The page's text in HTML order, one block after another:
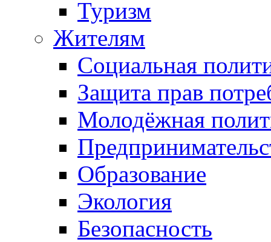
Туризм
Жителям
Социальная
Защита прав
Молодёжная
Образование
Экология
Безопасность